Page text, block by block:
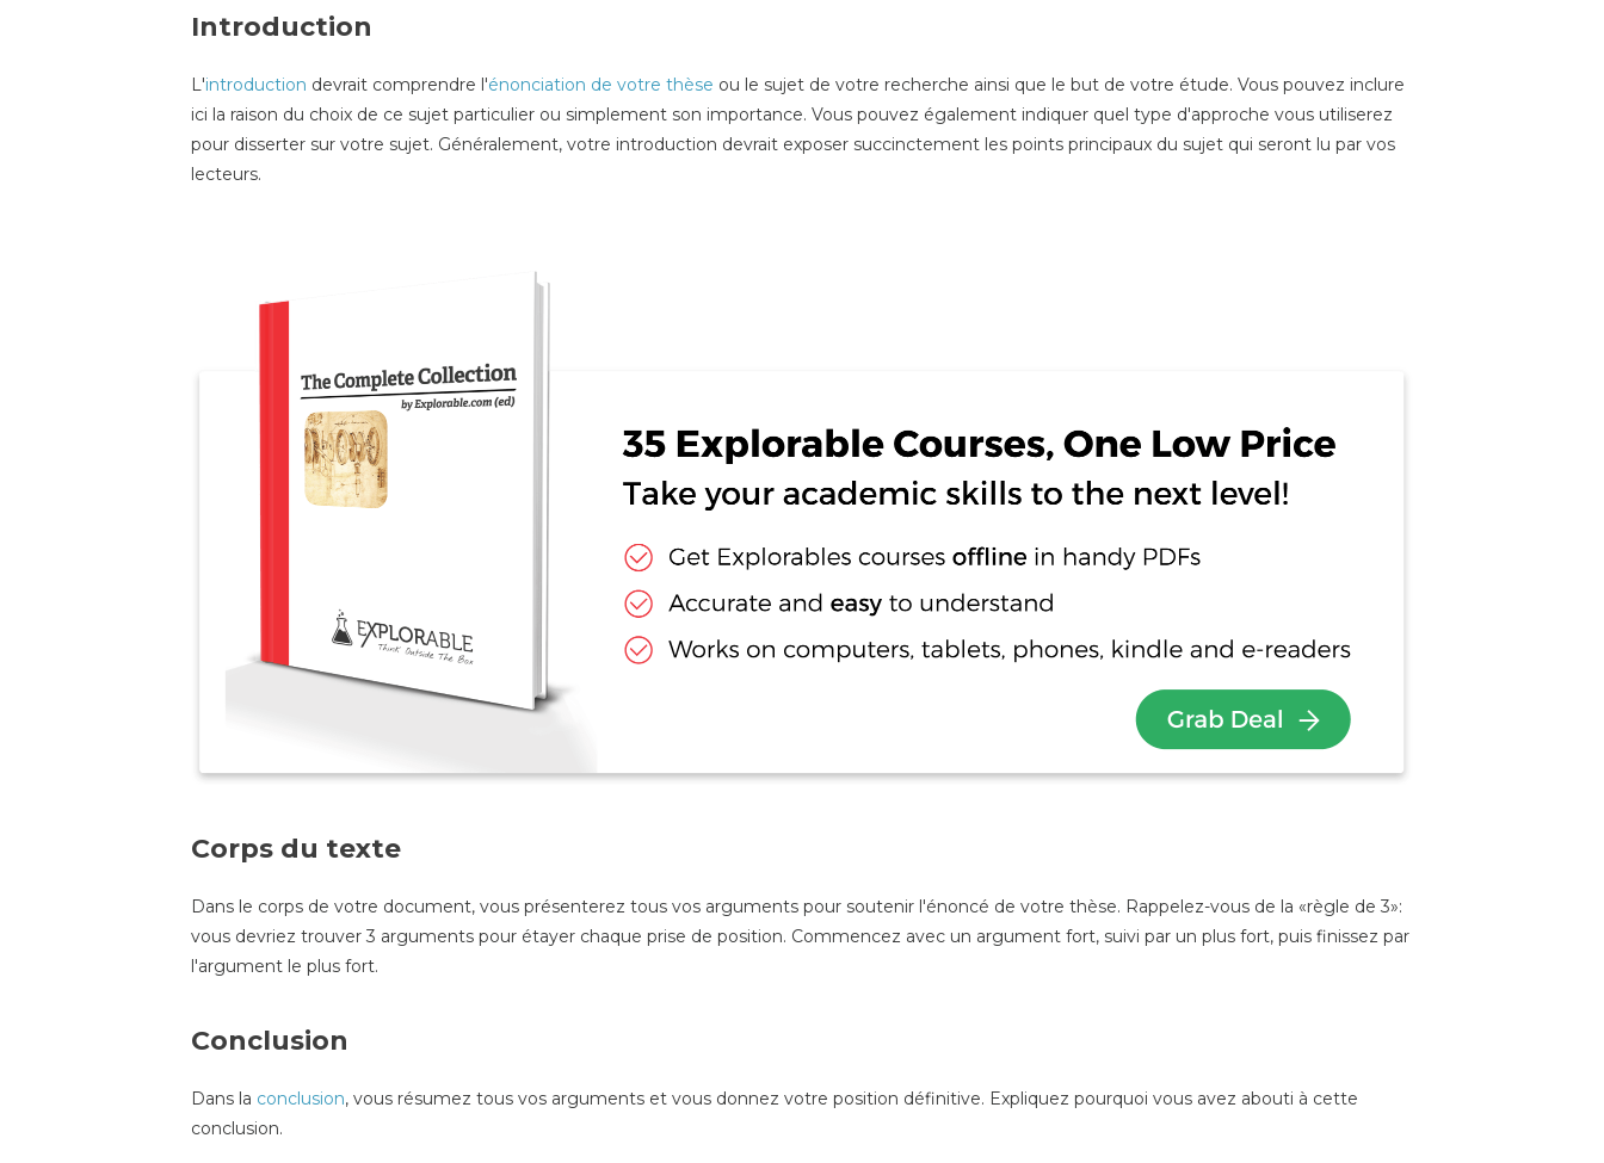
Introduction
L'introduction devrait comprendre l'énonciation de votre thèse ou le sujet de votre recherche ainsi que le but de votre étude. Vous pouvez inclure
ici la raison du choix de ce sujet particulier ou simplement son importance. Vous pouvez également indiquer quel type d'approche vous utiliserez
pour disserter sur votre sujet. Généralement, votre introduction devrait exposer succinctement les points principaux du sujet qui seront lu par vos
lecteurs.
Corps du texte
Dans le corps de votre document, vous présenterez tous vos arguments pour soutenir l'énoncé de votre thèse. Rappelez-vous de la «règle de 3»:
vous devriez trouver 3 arguments pour étayer chaque prise de position. Commencez avec un argument fort, suivi par un plus fort, puis finissez par
l'argument le plus fort.
Conclusion
Dans la conclusion, vous résumez tous vos arguments et vous donnez votre position définitive. Expliquez pourquoi vous avez abouti à cette
conclusion.